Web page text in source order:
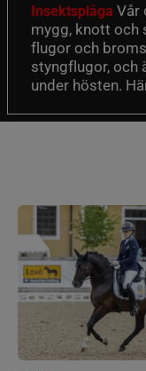
Insektsplåga Vår
mygg, knott och
flugor och
styngflugor, och
under hösten.